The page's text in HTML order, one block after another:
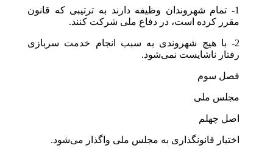
1- تمام شهروندان وظیفه دارند به ترتیبی که قانون
مقرر کرده است، در دفاع ملی شرکت کنند.
2- با هیچ شهروندی به سبب انجام خدمت سربازی
رفتار ناشایست نمی‌شود.
فصل سوم
مجلس ملی
اصل چهلم
اختیار قانونگذاری به مجلس ملی واگذار می‌شود.